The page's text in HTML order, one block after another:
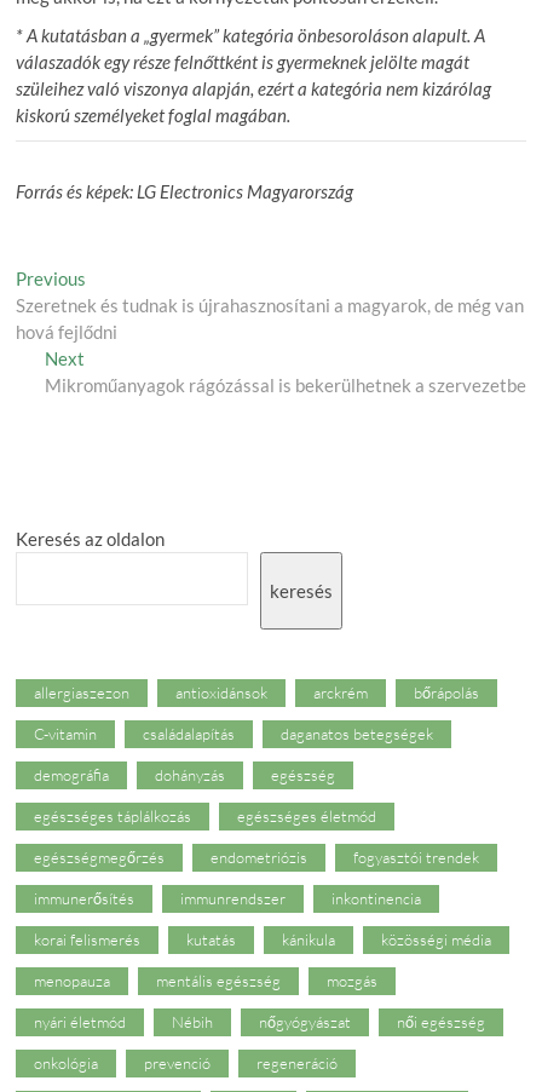
* A kutatásban a „gyermek” kategória önbesoroláson alapult. A
válaszadók egy része felnőttként is gyermeknek jelölte magát
szüleihez való viszonya alapján, ezért a kategória nem kizárólag
kiskorú személyeket foglal magában.
Forrás és képek: LG Electronics Magyarország
Post
navigation
Previous
post:
Szeretnek és tudnak is újrahasznosítani a magyarok, de még van
hová fejlődni
NextNext
post:
Mikroműanyagok rágózással is bekerülhetnek a szervezetbe
Keresés az oldalon
keresés
allergiaszezon antioxidánsok arckrém bőrápolás
C-vitamin családalapítás daganatos betegségek
demográfia dohányzás egészség
egészséges táplálkozás egészséges életmód
egészségmegőrzés endometriózis fogyasztói trendek
immunerősítés immunrendszer inkontinencia
korai felismerés kutatás kánikula közösségi média
menopauza mentális egészség mozgás
nyári életmód Nébih nőgyógyászat női egészség
onkológia prevenció regeneráció